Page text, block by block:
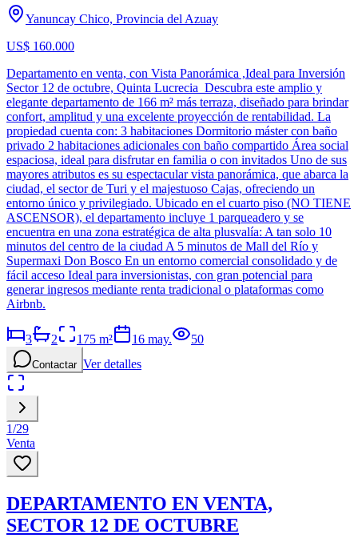
Yanuncay Chico, Provincia del Azuay
US$ 160.000
Departamento en venta, con Vista Panorámica ,Ideal para Inversión
Sector 12 de octubre, Quinta Lucrecia Descubra este amplio y
elegante departamento de 166 m² más terraza, diseñado para brindar
confort, amplitud y una excelente proyección de rentabilidad. La
propiedad cuenta con: 3 habitaciones Dormitorio máster con baño
privado 2 habitaciones adicionales con baño compartido Área social
espaciosa, ideal para disfrutar en familia o con invitados Uno de sus
mayores atributos es su espectacular vista panorámica, que abarca la
ciudad, el sector de Turi y el majestuoso Cajas, ofreciendo un
entorno único y privilegiado. Ubicado en el cuarto piso (NO TIENE
ASCENSOR), el departamento incluye 1 parqueadero y se
encuentra en una zona estratégica de alta plusvalía: A tan solo 10
minutos del centro de la ciudad A 5 minutos de Mall del Río y
Supermaxi Don Bosco En un entorno comercial consolidado y de
fácil acceso Ideal para inversionistas, con gran potencial para
generar ingresos mediante renta tradicional o plataformas como
Airbnb.
3 2 175 m² 16 may. 50
Contactar Ver detalles
1/29
Venta
DEPARTAMENTO EN VENTA,
SECTOR 12 DE OCTUBRE